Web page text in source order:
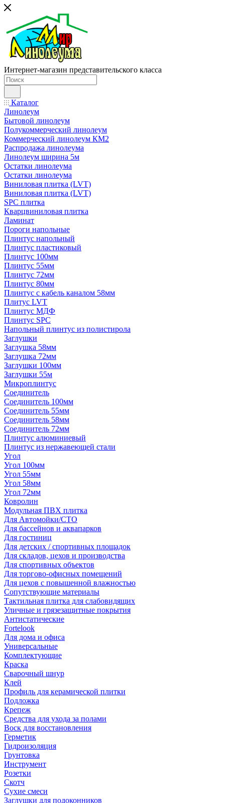
Интернет-магазин представительского класса
Каталог
Линолеум
Бытовой линолеум
Полукоммерческий линолеум
Коммерческий линолеум КМ2
Распродажа линолеума
Линолеум ширина 5м
Остатки линолеума
Остатки линолеума
Виниловая плитка (LVT)
Виниловая плитка (LVT)
SPC плитка
Кварцвиниловая плитка
Ламинат
Пороги напольные
Плинтус напольный
Плинтус пластиковый
Плинтус 100мм
Плинтус 55мм
Плинтус 72мм
Плинтус 80мм
Плинтус с кабель каналом 58мм
Плитус LVT
Плинтус МДФ
Плинтус SPC
Напольный плинтус из полистирола
Заглушки
Заглушка 58мм
Заглушка 72мм
Заглушки 100мм
Заглушки 55м
Микроплинтус
Соединитель
Соединитель 100мм
Соединитель 55мм
Соединитель 58мм
Соединитель 72мм
Плинтус алюминиевый
Плинтус из нержавеющей стали
Угол
Угол 100мм
Угол 55мм
Угол 58мм
Угол 72мм
Ковролин
Модульная ПВХ плитка
Для Автомойки/СТО
Для бассейнов и аквапарков
Для гостиниц
Для детских / спортивных площадок
Для складов, цехов и производства
Для спортивных объектов
Для торгово-офисных помещений
Для цехов с повышенной влажностью
Сопутствующие материалы
Тактильная плитка для слабовидящих
Уличные и грязезащитные покрытия
Антистатические
Fortelook
Для дома и офиса
Универсальные
Комплектующие
Краска
Сварочный шнур
Клей
Профиль для керамической плитки
Подложка
Крепеж
Средства для ухода за полами
Воск для восстановления
Герметик
Гидроизоляция
Грунтовка
Инструмент
Розетки
Скотч
Сухие смеси
Заглушки для подоконников